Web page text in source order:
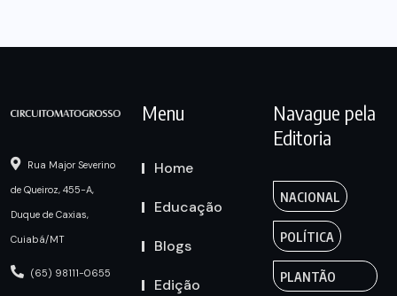
Rua Major Severino
de Queiroz, 455-A,
Duque de Caxias,
Cuiabá/MT
(65) 98111-0655
Menu
Home
Educação
Blogs
Edição
Navague pela
Editoria
NACIONAL
POLÍTICA
PLANTÃO